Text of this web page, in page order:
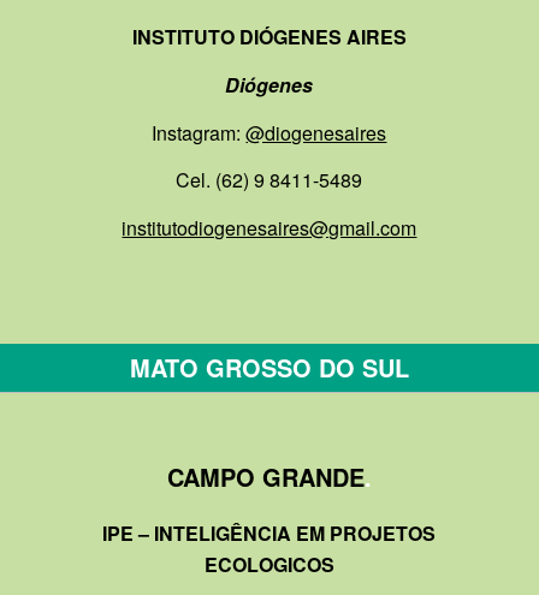
INSTITUTO DIÓGENES AIRES
Diógenes
Instagram:@diogenesaires
Cel. (62) 9 8411-5489
institutodiogenesaires@gmail.com
MATO GROSSO DO SUL
CAMPO GRANDE.
IPE – INTELIGÊNCIA EM PROJETOS
ECOLOGICOS